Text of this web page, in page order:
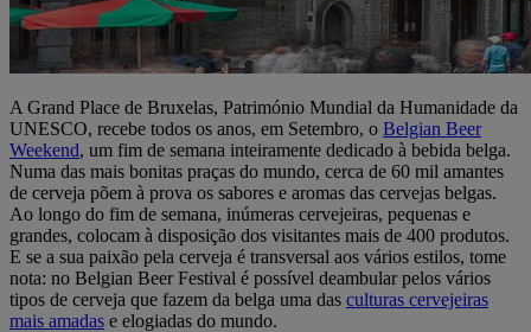
A Grand Place de Bruxelas, Património Mundial da Humanidade da
UNESCO, recebe todos os anos, em Setembro, o Belgian Beer
Weekend, um fim de semana inteiramente dedicado à bebida belga.
Numa das mais bonitas praças do mundo, cerca de 60 mil amantes
de cerveja põem à prova os sabores e aromas das cervejas belgas.
Ao longo do fim de semana, inúmeras cervejeiras, pequenas e
grandes, colocam à disposição dos visitantes mais de 400 produtos.
E se a sua paixão pela cerveja é transversal aos vários estilos, tome
nota: no Belgian Beer Festival é possível deambular pelos vários
tipos de cerveja que fazem da belga uma das culturas cervejeiras
mais amadas e elogiadas do mundo.